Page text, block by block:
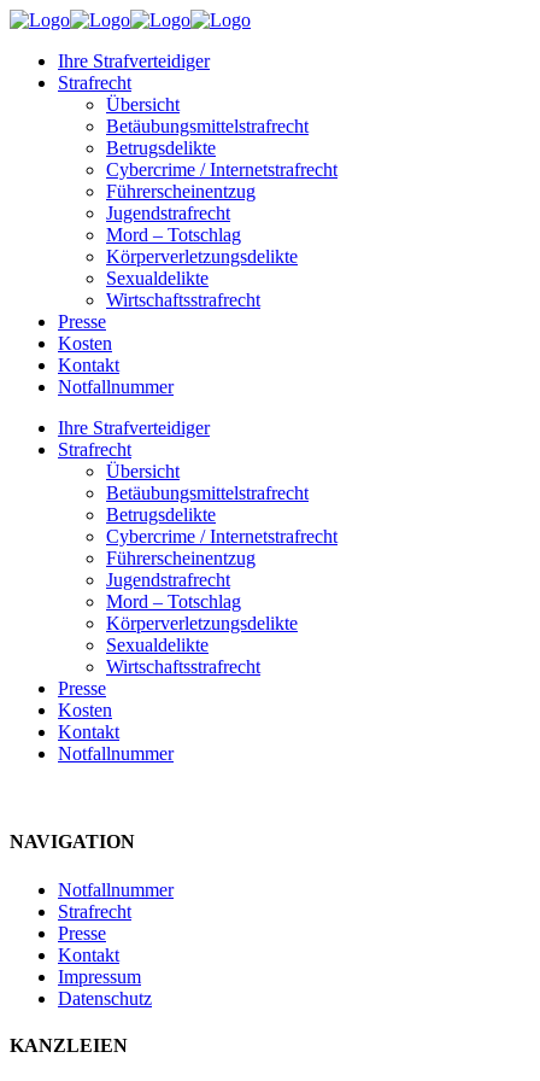
Ihre Strafverteidiger
Strafrecht
Übersicht
Betäubungsmittelstrafrecht
Betrugsdelikte
Cybercrime / Internetstrafrecht
Führerscheinentzug
Jugendstrafrecht
Mord – Totschlag
Körperverletzungsdelikte
Sexualdelikte
Wirtschaftsstrafrecht
Presse
Kosten
Kontakt
Notfallnummer
Ihre Strafverteidiger
Strafrecht
Übersicht
Betäubungsmittelstrafrecht
Betrugsdelikte
Cybercrime / Internetstrafrecht
Führerscheinentzug
Jugendstrafrecht
Mord – Totschlag
Körperverletzungsdelikte
Sexualdelikte
Wirtschaftsstrafrecht
Presse
Kosten
Kontakt
Notfallnummer
NAVIGATION
Notfallnummer
Strafrecht
Presse
Kontakt
Impressum
Datenschutz
KANZLEIEN